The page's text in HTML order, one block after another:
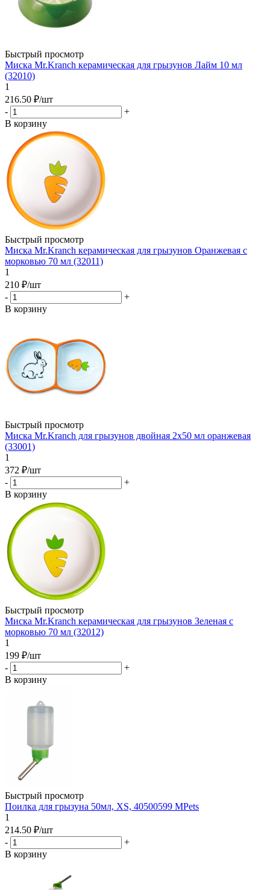
Быстрый просмотр
Миска Mr.Kranch керамическая для грызунов Лайм 10 мл
(32010)
1
216.50 ₽/шт
-
+
В корзину
Быстрый просмотр
Миска Mr.Kranch керамическая для грызунов Оранжевая с
морковью 70 мл (32011)
1
210 ₽/шт
-
+
В корзину
Быстрый просмотр
Миска Mr.Kranch для грызунов двойная 2х50 мл оранжевая
(33001)
1
372 ₽/шт
-
+
В корзину
Быстрый просмотр
Миска Mr.Kranch керамическая для грызунов Зеленая с
морковью 70 мл (32012)
1
199 ₽/шт
-
+
В корзину
Быстрый просмотр
Поилка для грызуна 50мл, XS, 40500599 MPets
1
214.50 ₽/шт
-
+
В корзину